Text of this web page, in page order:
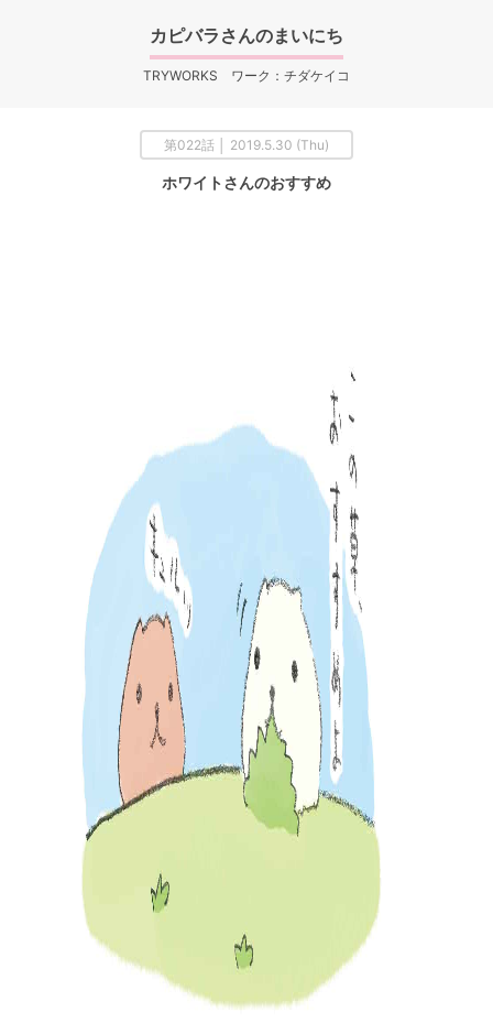
カピバラさんのまいにち
TRYWORKS ワーク：チダケイコ
第022話 │ 2019.5.30 (Thu)
ホワイトさんのおすすめ